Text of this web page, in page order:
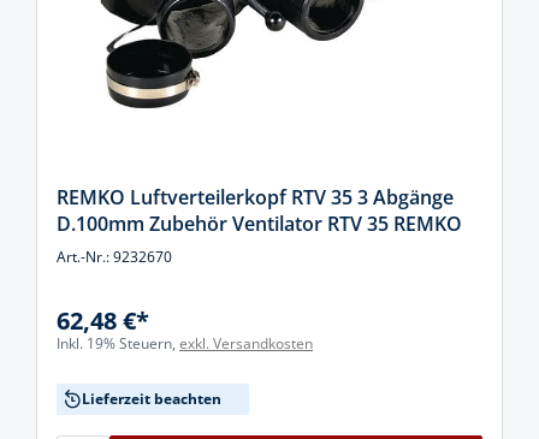
REMKO Luftverteilerkopf RTV 35 3 Abgänge
D.100mm Zubehör Ventilator RTV 35 REMKO
Art.-Nr.: 9232670
62,48 €*
Inkl. 19% Steuern, exkl. Versandkosten
Lieferzeit beachten